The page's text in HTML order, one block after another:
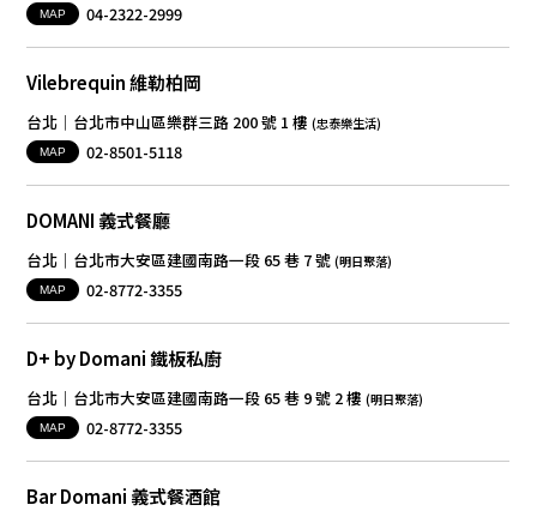
MAP 04-2322-2999
Vilebrequin 維勒柏岡
台北│台北市中山區樂群三路 200 號 1 樓(忠泰樂生活)
MAP 02-8501-5118
DOMANI 義式餐廳
台北│台北市大安區建國南路一段 65 巷 7 號(明日聚落)
MAP 02-8772-3355
D+ by Domani 鐵板私廚
台北│台北市大安區建國南路一段 65 巷 9 號 2 樓(明日聚落)
MAP 02-8772-3355
Bar Domani 義式餐酒館